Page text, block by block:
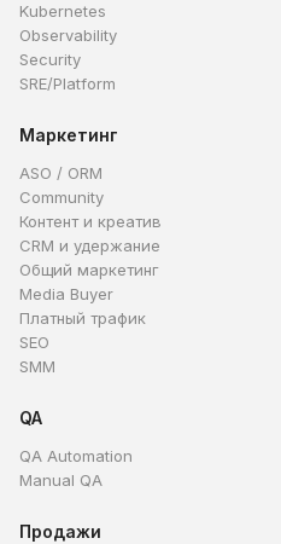
Kubernetes
Observability
Security
SRE/Platform
Маркетинг
ASO / ORM
Community
Контент и креатив
CRM и удержание
Общий маркетинг
Media Buyer
Платный трафик
SEO
SMM
QA
QA Automation
Manual QA
Продажи